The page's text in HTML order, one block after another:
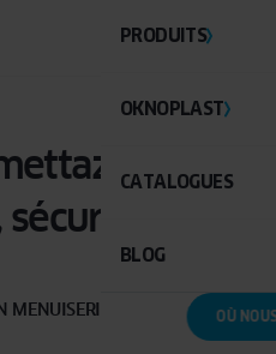
PRODUITS
OKNOPLAST
CATALOGUES
BLOG
OÙ
- OKNOPLAST